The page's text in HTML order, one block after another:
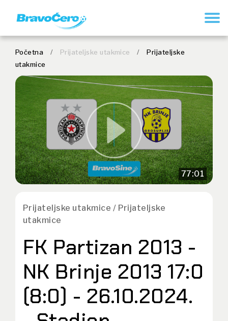
Početna / Prijateljske utakmice /
Prijateljske
utakmice
77:01
Prijateljske utakmice / Prijateljske
utakmice
FK Partizan 2013 -
NK Brinje 2013 17:0
(8:0) - 26.10.2024.